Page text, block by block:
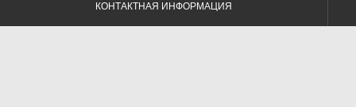
КОНТАКТНАЯ ИНФОРМАЦИЯ